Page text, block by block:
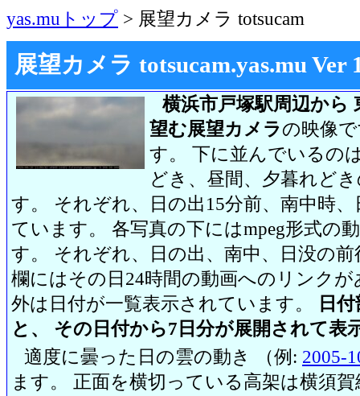
yas.muトップ > 展望カメラ totsucam
展望カメラ totsucam.yas.mu Ver
横浜市戸塚駅周辺から
望む展望カメラの映像
す。 下に並んでいるの
どき、昼間、夕暮れど
す。 それぞれ、日の出15分前、南中時
ています。 各写真の下にはmpeg形式の
す。 それぞれ、日の出、南中、日没の
欄にはその日24時間の動画へのリンク
外は日付が一覧表示されています。
日
と、 その日付から7日分が展開されて表
適度に曇った日の雲の動き （例: 2005-
ます。 正面を横切っている高架は横須